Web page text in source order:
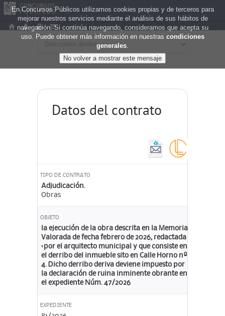
Datos del contrato
TIPO DE CONTRATO
Adjudicación.
Obras
OBJETO
la ejecución de la obra descrita en la Memoria
Valorada de fecha febrero de 2026, redactada
`por el arquitecto municipal y que consiste en
el derribo del inmueble sito en Calle Horno nº
4. Dicho derribo deriva deviene impuesto por
la declaración de ruina inminente obrante en
el expediente Núm. 47/2026
EXPEDIENTE
En Concursos Públicos utilizamos cookies propias y de terceros para
mejorar nuestros servicios mediante el análisis de sus hábitos de
navegación. Si continúa navegando, consideramos que acepta su
uso. Puede obtener más información en nuestras condiciones
generales.